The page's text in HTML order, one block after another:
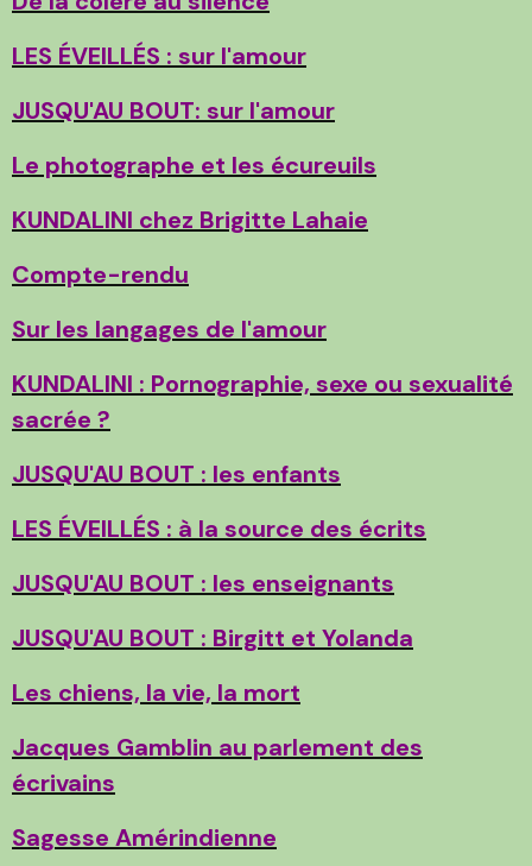
LES ÉVEILLÉS : sur l'amour
JUSQU'AU BOUT: sur l'amour
Le photographe et les écureuils
KUNDALINI chez Brigitte Lahaie
Compte-rendu
Sur les langages de l'amour
KUNDALINI : Pornographie, sexe ou sexualité
sacrée ?
JUSQU'AU BOUT : les enfants
LES ÉVEILLÉS : à la source des écrits
JUSQU'AU BOUT : les enseignants
JUSQU'AU BOUT : Birgitt et Yolanda
Les chiens, la vie, la mort
Jacques Gamblin au parlement des
écrivains
Sagesse Amérindienne